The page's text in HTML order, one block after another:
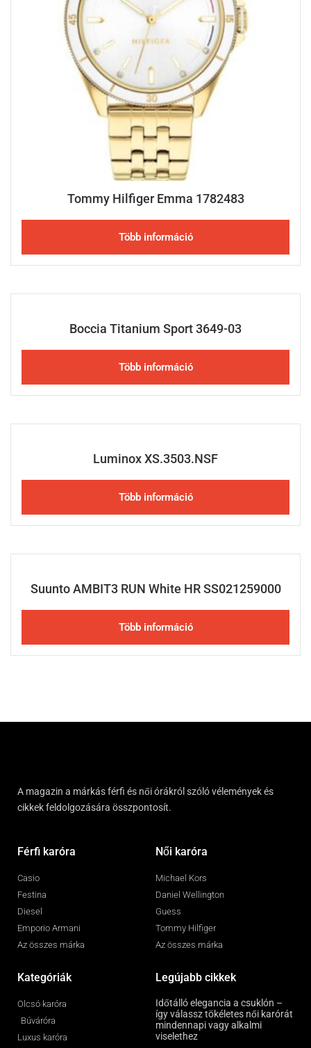
Tommy Hilfiger Emma 1782483
Több információ
Boccia Titanium Sport 3649-03
Több információ
Luminox XS.3503.NSF
Több információ
Suunto AMBIT3 RUN White HR SS021259000
Több információ
A magazin a márkás férfi és női órákról szóló vélemények és
cikkek feldolgozására összpontosít.
Férfi karóra
Casio
Festina
Diesel
Emporio Armani
Az összes márka
Női karóra
Michael Kors
Daniel Wellington
Guess
Tommy Hilfiger
Az összes márka
Kategóriák
Olcsó karóra
Búváróra
Luxus karóra
Legújabb cikkek
Időtálló elegancia a csuklón –
így válassz tökéletes női karórát
mindennapi vagy alkalmi
viselethez